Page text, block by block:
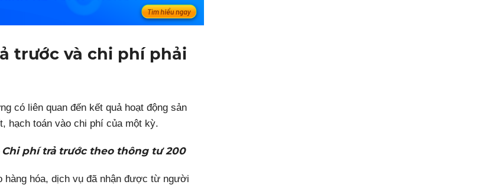
trước và chi phí phải
có liên quan đến kết quả hoạt động sản
hạch toán vào chi phí của một kỳ.
phí trả trước theo thông tư 200
hàng hóa, dịch vụ đã nhận được từ người